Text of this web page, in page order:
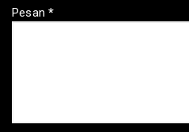
Pesan*